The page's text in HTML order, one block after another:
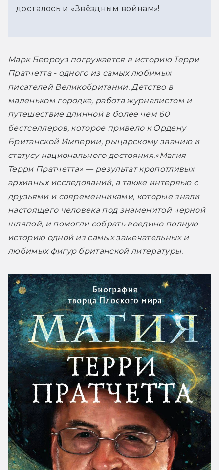
досталось и «Звёздным войнам»!
Марк Берроуз погружается в историю Терри
Пратчетта - одного из самых любимых
писателей Великобритании. Детство в
маленьком городке, работа журналистом и
путешествие длинной в более чем 60
бестселлеров, которое привело к Ордену
Британской Империи, рыцарскому званию и
статусу национального достояния.«Магия
Терри Пратчетта» — результат кропотливых
архивных исследований, а также интервью с
друзьями и современниками, которые знали
настоящего человека под знаменитой черной
шляпой, и помогли собрать воедино полную
историю одной из самых замечательных и
любимых фигур британской литературы.